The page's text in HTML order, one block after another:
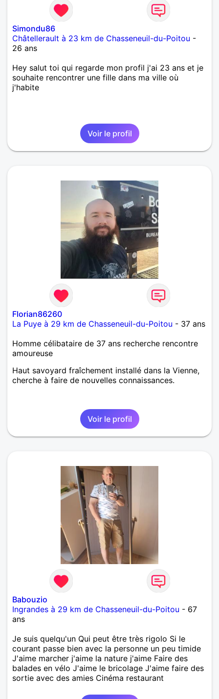
Simondu86
Châtellerault à 23 km de Chasseneuil-du-Poitou -
26 ans
Hey salut toi qui regarde mon profil j'ai 23 ans et je
souhaite rencontrer une fille dans ma ville où
j'habite
Voir le profil
Florian86260
La Puye à 29 km de Chasseneuil-du-Poitou - 37 ans
Homme célibataire de 37 ans recherche rencontre
amoureuse
Haut savoyard fraîchement installé dans la Vienne,
cherche à faire de nouvelles connaissances.
Voir le profil
Babouzio
Ingrandes à 29 km de Chasseneuil-du-Poitou - 67
ans
Je suis quelqu'un Qui peut être très rigolo Si le
courant passe bien avec la personne un peu timide
J'aime marcher j'aime la nature j'aime Faire des
balades en vélo J'aime le bricolage J'aime faire des
sortie avec des amies Cinéma restaurant